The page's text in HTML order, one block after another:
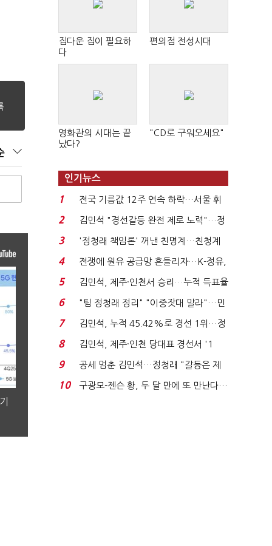
집다운 집이 필요하
다
편의점 전성시대
영화관의 시대는 끝
났다?
"CD로 구워오세요"
인기뉴스
1
전국 기름값 12주 연속 하락…서울 휘
발윳값 1909원...
2
김민석 "경선갈등 완전 제로 노력"…정
청래 "반명 공세 사...
3
'정청래 책임론' 꺼낸 친명계…친청계
는 추가투표 때리기...
4
전쟁에 원유 공급망 흔들리자…K-정유,
에너지안보 핵심...
5
김민석, 제주·인천서 승리…누적 득표율
'1위 탈환'(종합)...
6
"팀 정청래 정리" "이중잣대 말라"…민
주 최고위원 계파 다...
7
김민석, 누적 45.42%로 경선 1위…정
청래와 격차 0.86%p(...
8
김민석, 제주·인천 당대표 경선서 '1
위'(1보)...
9
공세 멈춘 김민석…정청래 "갈등은 제
가 수습"
10
구광모-젠슨 황, 두 달 만에 또 만난다…